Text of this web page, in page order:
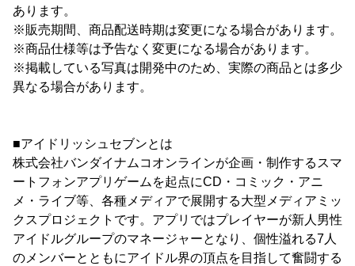
あります。
※販売期間、商品配送時期は変更になる場合があります。
※商品仕様等は予告なく変更になる場合があります。
※掲載している写真は開発中のため、実際の商品とは多少
異なる場合があります。
■アイドリッシュセブンとは
株式会社バンダイナムコオンラインが企画・制作するスマ
ートフォンアプリゲームを起点にCD・コミック・アニ
メ・ライブ等、各種メディアで展開する大型メディアミッ
クスプロジェクトです。アプリではプレイヤーが新人男性
アイドルグループのマネージャーとなり、個性溢れる7人
のメンバーとともにアイドル界の頂点を目指して奮闘する